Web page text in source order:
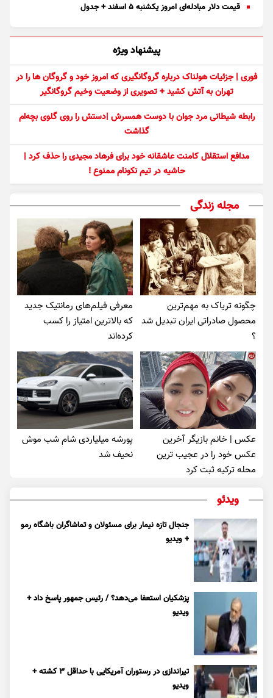
قیمت دلار مبادله‌ای امروز یکشنبه ۵ اسفند + جدول
پیشنهاد ویژه
فوری | جزئیات هولناک درباره گروگانگیری که امروز خود و گروگان ها را در
تهران به آتش کشید + تصویری از وضعیت وخیم گروگانگیر
رابطه شیطانی مرد جوان با دوست همسرش |دستش را روی گلوی بچه‌ام
گذاشت
مدافع استقلال کامنت عاشقانه خود برای فرهاد مجیدی را حذف کرد |
حاشیه در تیم نکونام ممنوع !
مجله زندگی
چگونه تریاک به مهم‌ترین
محصول صادراتی ایران تبدیل شد
؟
معرفی فیلم‌های رمانتیک جدید
که بالاترین امتیاز را کسب
کرده‌اند
عکس | خانم بازیگر آخرین
عکس خود را در عجیب ترین
محله ترکیه ثبت کرد
پورشه میلیاردی شام شب موش‌
نحیف شد
ویدئو
جنجال تازه نیمار برای مسئولان و تماشاگران باشگاه رمو
+ ویدیو
پزشکیان استعفا می‌دهد؟ / رئیس جمهور پاسخ داد +
ویدیو
تیراندازی در رستوران آمریکایی با حداقل ۳ کشته +
ویدیو